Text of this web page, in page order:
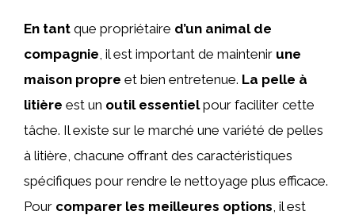
En tant que propriétaire d’un animal de
compagnie, il est important de maintenir une
maison propre et bien entretenue. La pelle à
litière est un outil essentielpour faciliter cette
tâche. Il existe sur le marché une variété de pelles
à litière, chacune offrant des caractéristiques
spécifiques pour rendre le nettoyage plus efficace.
Pour comparer les meilleures options, il est